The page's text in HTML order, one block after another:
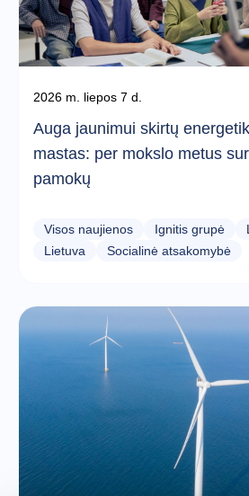
2026 m. liepos 7 d.
Auga jaunimui skirtų
mastas: per mokslo metus
pamokų
Visos naujienos Ignitis grupė
Lietuva
Socialinė atsakomybė